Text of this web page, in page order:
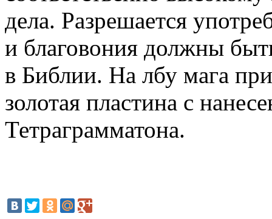
дела. Разрешается
и благовония должны
в Библии. На лбу мага
золотая пластина с
Тетраграмматона.